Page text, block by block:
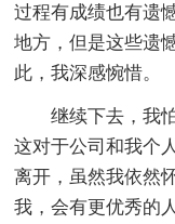
过程有成绩也有遗
地方，但是这些遗
此，我深感惋惜。
继续下去，我怕
这对于公司和我个
离开，虽然我依然
我，会有更优秀的